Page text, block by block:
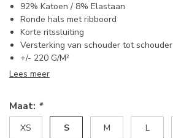
92% Katoen / 8% Elastaan
Ronde hals met ribboord
Korte ritssluiting
Versterking van schouder tot schouder
+/- 220 G/M²
Lees meer
Maat: *
XS S M L